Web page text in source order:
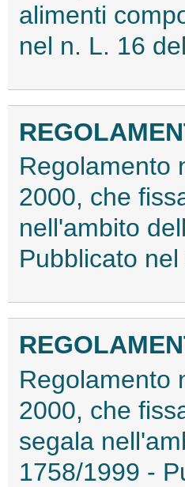
alimenti
nel n. L. 16
Regolamento
2000, che
nell'ambito
Pubblicato
Regolamento
2000, che
segala
1758/1999 -